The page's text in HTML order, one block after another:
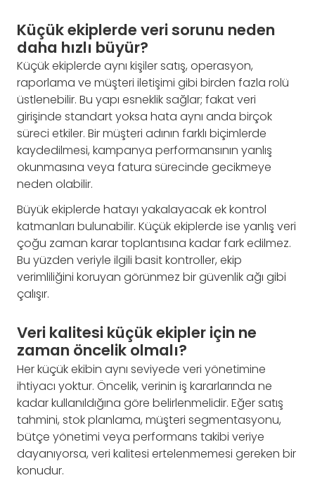
Küçük ekiplerde veri sorunu neden
daha hızlı büyür?
Küçük ekiplerde aynı kişiler satış, operasyon,
raporlama ve müşteri iletişimi gibi birden fazla rolü
üstlenebilir. Bu yapı esneklik sağlar; fakat veri
girişinde standart yoksa hata aynı anda birçok
süreci etkiler. Bir müşteri adının farklı biçimlerde
kaydedilmesi, kampanya performansının yanlış
okunmasına veya fatura sürecinde gecikmeye
neden olabilir.
Büyük ekiplerde hatayı yakalayacak ek kontrol
katmanları bulunabilir. Küçük ekiplerde ise yanlış veri
çoğu zaman karar toplantısına kadar fark edilmez.
Bu yüzden veriyle ilgili basit kontroller, ekip
verimliliğini koruyan görünmez bir güvenlik ağı gibi
çalışır.
Veri kalitesi küçük ekipler için ne
zaman öncelik olmalı?
Her küçük ekibin aynı seviyede veri yönetimine
ihtiyacı yoktur. Öncelik, verinin iş kararlarında ne
kadar kullanıldığına göre belirlenmelidir. Eğer satış
tahmini, stok planlama, müşteri segmentasyonu,
bütçe yönetimi veya performans takibi veriye
dayanıyorsa, veri kalitesi ertelenmemesi gereken bir
konudur.